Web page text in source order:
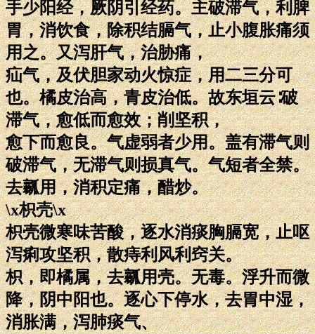
手少阳经，厥阴引经药。主破滞气，利脾
胃，消饮食，除积结膈气，止小腹胀痛须
用之。又泻肝气，治胁痛，
疝气，及伏胆家动火惊症，用二三分可
也。橘皮治高，青皮治低。故东垣云∶破
滞气，愈低而愈效；削坚积，
愈下而愈良。气虚弱者少用。盖有滞气则
破滞气，无滞气则损真气。气短者全禁。
去瓤用，消积定痛，醋炒。
\x枳壳\x
枳壳微寒味苦酸，逐水消痰胸膈宽，止呕
泻痢攻坚积，散痔利风利窍关。
枳，即橘属，去瓤用壳。无毒。浮升而微
降，阴中阳也。逐心下停水，去胃中湿，
消胀满，泻肺痰气、